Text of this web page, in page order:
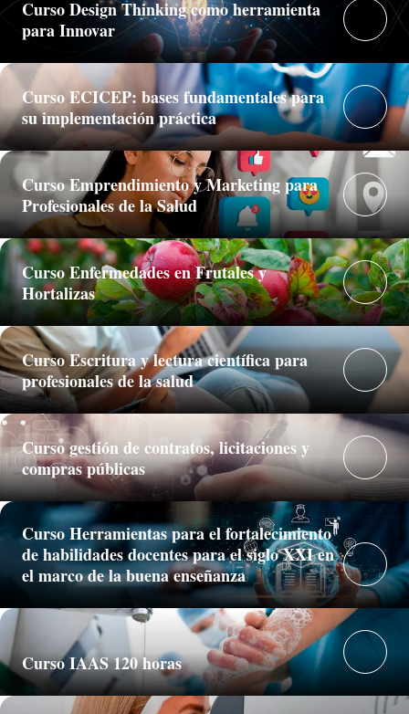
Curso Design Thinking como herramienta
para Innovar
Curso ECICEP: bases fundamentales para
su implementación práctica
Curso Emprendimiento y Marketing para
Profesionales de la Salud
Curso Enfermedades en Frutales y
Hortalizas
Curso Escritura y lectura científica para
profesionales de la salud
Curso gestión de contratos, licitaciones y
compras públicas
Curso Herramientas para el fortalecimiento
de habilidades docentes para el siglo XXI en
el marco de la buena enseñanza
Curso IAAS 120 horas